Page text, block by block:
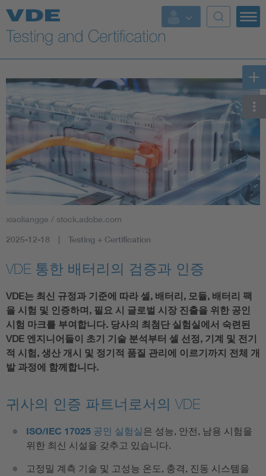
Key Topics
xiaoliangge / stock.adobe.com
2025-12-18 Testing + Certification
VDE 통한 배터리의 검증과 인증
VDE는 최신 규정과 기준에 따라 셀, 배터리, 모듈, 배터리 팩
을 시험 및 인증하며, 필요 시 글로벌 시장 진출을 위한 공인
시험 마크를 부여합니다. 당사의 최첨단 실험실에서 숙련된
VDE 엔지니어들이 초기 기술 분석부터 셀 선정, 기계 및 전기
적 시험, 생산 개시 및 정기적 품질 관리에 이르기까지 전체 개
발 과정에 함께합니다.
귀사의 인증 파트너로서의 VDE
ISO/IEC 17025 공인 실험실은 성능, 안전, 남용 시험을
위한 최신 시설을 갖추고 있습니다.
고정밀 계측 기술 및 고성능 온도, 충격, 진동 시스템을